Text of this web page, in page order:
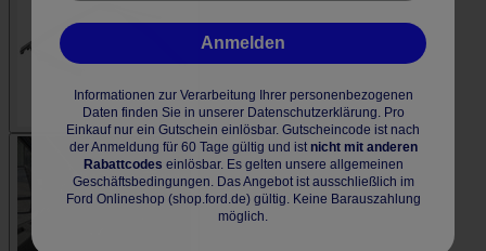
Anmelden
Informationen zur Verarbeitung Ihrer personenbezogenen
Daten finden Sie in unserer Datenschutzerklärung. Pro
Einkauf nur ein Gutschein einlösbar. Gutscheincode ist nach
der Anmeldung für 60 Tage gültig und ist nicht mit anderen
Rabattcodes einlösbar. Es gelten unsere allgemeinen
Geschäftsbedingungen. Das Angebot ist ausschließlich im
Ford Onlineshop (shop.ford.de) gültig. Keine Barauszahlung
möglich.